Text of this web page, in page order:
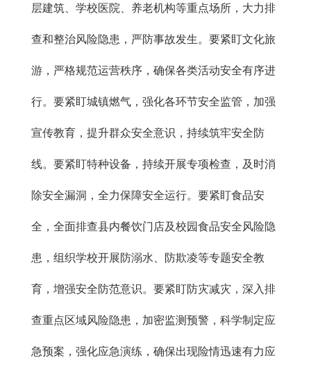
层建筑、学校医院、养老机构等重点场所，大力排
查和整治风险隐患，严防事故发生。要紧盯文化旅
游，严格规范运营秩序，确保各类活动安全有序进
行。要紧盯城镇燃气，强化各环节安全监管，加强
宣传教育，提升群众安全意识，持续筑牢安全防
线。要紧盯特种设备，持续开展专项检查，及时消
除安全漏洞，全力保障安全运行。要紧盯食品安
全，全面排查县内餐饮门店及校园食品安全风险隐
患，组织学校开展防溺水、防欺凌等专题安全教
育，增强安全防范意识。要紧盯防灾减灾，深入排
查重点区域风险隐患，加密监测预警，科学制定应
急预案，强化应急演练，确保出现险情迅速有力应